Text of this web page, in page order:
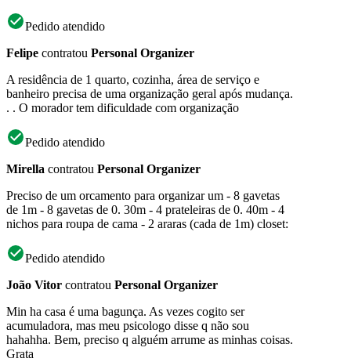
Pedido atendido
Felipe contratou Personal Organizer
A residência de 1 quarto, cozinha, área de serviço e
banheiro precisa de uma organização geral após mudança.
. . O morador tem dificuldade com organização
Pedido atendido
Mirella contratou Personal Organizer
Preciso de um orcamento para organizar um - 8 gavetas
de 1m - 8 gavetas de 0. 30m - 4 prateleiras de 0. 40m - 4
nichos para roupa de cama - 2 araras (cada de 1m) closet:
Pedido atendido
João Vitor contratou Personal Organizer
Min ha casa é uma bagunça. As vezes cogito ser
acumuladora, mas meu psicologo disse q não sou
hahahha. Bem, preciso q alguém arrume as minhas coisas.
Grata